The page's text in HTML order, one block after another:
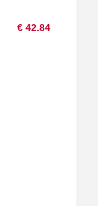
€ 42.84